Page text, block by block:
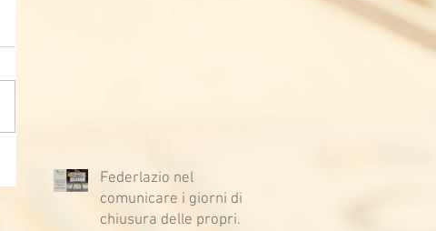
Federlazio nel
comunicare i giorni di
chiusura delle proprie